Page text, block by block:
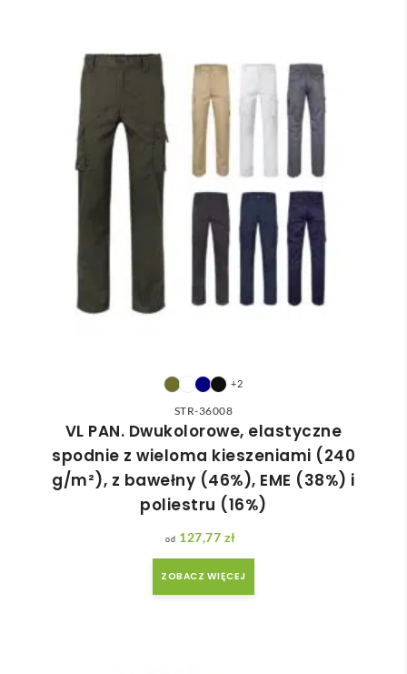
+2
STR-36008
VL PAN. Dwukolorowe, elastyczne
spodnie z wieloma kieszeniami (240
g/m²), z bawełny (46%), EME (38%) i
poliestru (16%)
127,77 zł
ZOBACZ WIĘCEJ